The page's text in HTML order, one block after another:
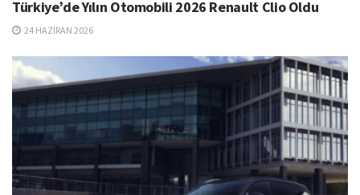
Türkiye’de Yılın Otomobili 2026 Renault Clio Oldu
24 HAZIRAN 2026